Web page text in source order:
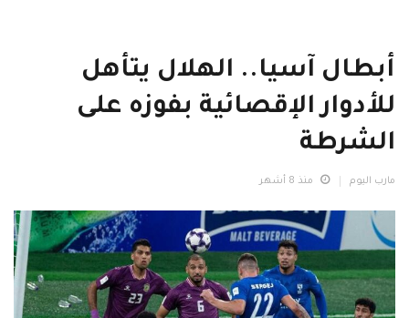
أبطال آسيا.. الهلال يتأهل
للأدوار الإقصائية بفوزه على
الشرطة
مارب اليوم منذ 8 أشهر